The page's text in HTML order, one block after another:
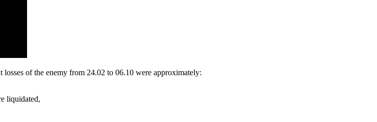
losses of the enemy from 24.02 to 06.10 were approximately:
liquidated,